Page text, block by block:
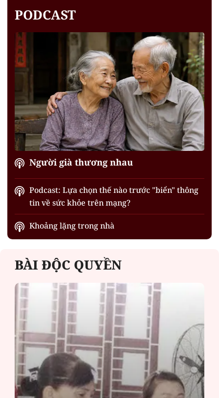
PODCAST
Người già thương nhau
Podcast: Lựa chọn thế nào trước "biển" thông
tin về sức khỏe trên mạng?
Khoảng lặng trong nhà
BÀI ĐỘC QUYỀN